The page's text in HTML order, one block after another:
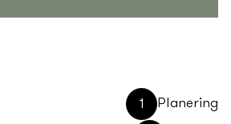
Planering
1